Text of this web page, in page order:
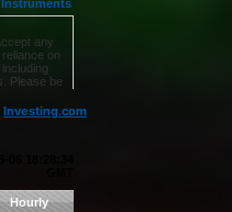
Investing.com